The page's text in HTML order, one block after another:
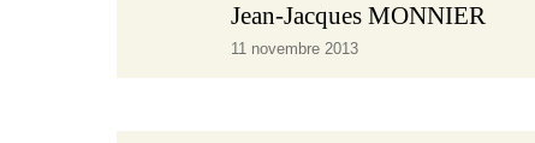
Jean-Jacques MONNIER
11 novembre 2013